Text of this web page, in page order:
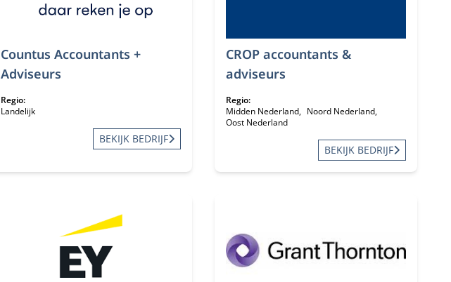
Countus Accountants +
Adviseurs
Regio:
Landelijk
BEKIJK BEDRIJF
CROP accountants &
adviseurs
Regio:
Midden Nederland
Noord Nederland
Oost Nederland
BEKIJK BEDRIJF